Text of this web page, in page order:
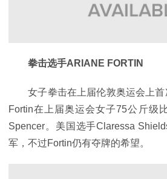
拳击选手ARIANE FORTIN
女子拳击在上届伦敦奥运会上首
Fortin在上届奥运会女子75公斤级
Spencer。美国选手Claressa
军，不过Fortin仍有夺牌的希望。